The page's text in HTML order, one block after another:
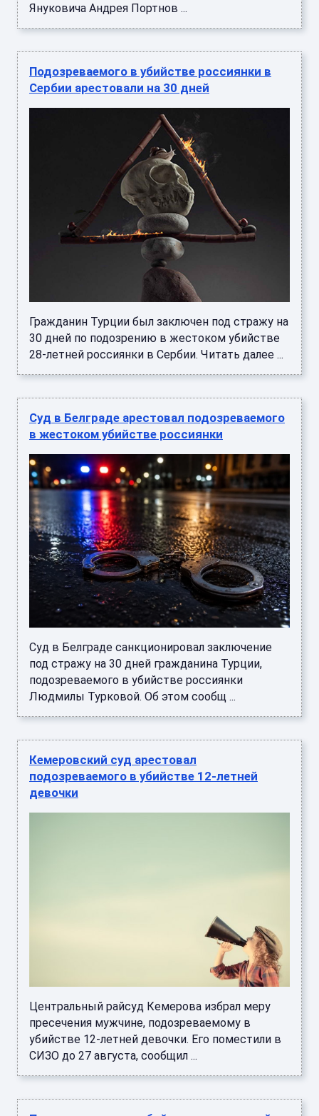
Януковича Андрея Портнов ...
Подозреваемого в убийстве россиянки в
Сербии арестовали на 30 дней
Гражданин Турции был заключен под стражу на
30 дней по подозрению в жестоком убийстве
28-летней россиянки в Сербии. Читать далее ...
Суд в Белграде арестовал подозреваемого
в жестоком убийстве россиянки
Суд в Белграде санкционировал заключение
под стражу на 30 дней гражданина Турции,
подозреваемого в убийстве россиянки
Людмилы Турковой. Об этом сообщ ...
Кемеровский суд арестовал
подозреваемого в убийстве 12-летней
девочки
Центральный райсуд Кемерова избрал меру
пресечения мужчине, подозреваемому в
убийстве 12-летней девочки. Его поместили в
СИЗО до 27 августа, сообщил ...